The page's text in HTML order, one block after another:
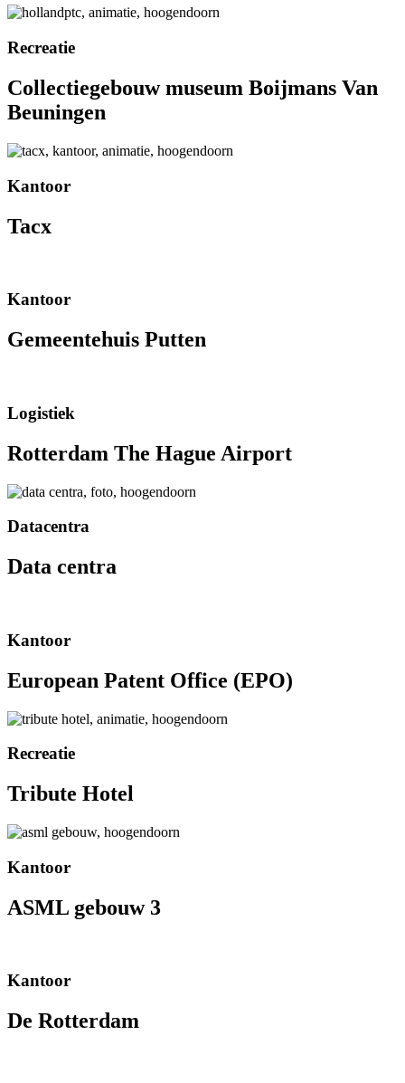
Recreatie
Collectiegebouw museum Boijmans Van
Beuningen
Kantoor
Tacx
Kantoor
Gemeentehuis Putten
Logistiek
Rotterdam The Hague Airport
Datacentra
Data centra
Kantoor
European Patent Office (EPO)
Recreatie
Tribute Hotel
Kantoor
ASML gebouw 3
Kantoor
De Rotterdam